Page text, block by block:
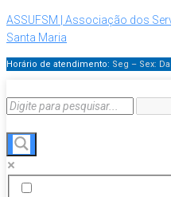
ASSUFSM | Associação dos
Santa Maria
Horário de atendimento: Seg – Sex: